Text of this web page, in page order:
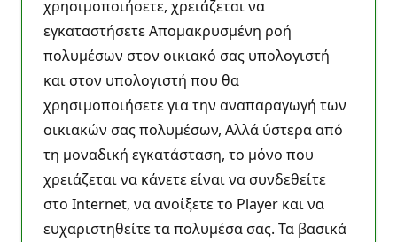
χρησιμοποιήσετε, χρειάζεται να
εγκαταστήσετε Απομακρυσμένη ροή
πολυμέσων στον οικιακό σας υπολογιστή
και στον υπολογιστή που θα
χρησιμοποιήσετε για την αναπαραγωγή των
οικιακών σας πολυμέσων, Αλλά ύστερα από
τη μοναδική εγκατάσταση, το μόνο που
χρειάζεται να κάνετε είναι να συνδεθείτε
στο Internet, να ανοίξετε το Player και να
ευχαριστηθείτε τα πολυμέσα σας. Τα βασικά